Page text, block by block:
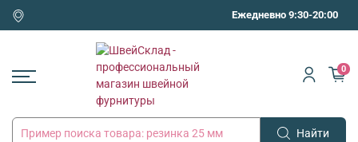
Ежедневно 9:30-20:00
Найти
0